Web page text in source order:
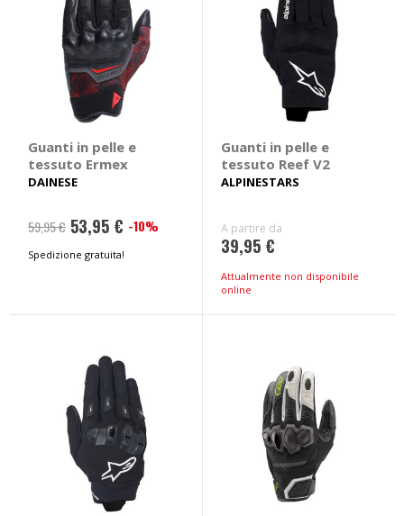
Guanti in pelle e
tessuto Ermex
DAINESE
59,95 € 53,95 € -10%
Spedizione gratuita!
Guanti in pelle e
tessuto Reef V2
ALPINESTARS
A partire da
39,95 €
Attualmente non disponibile
online